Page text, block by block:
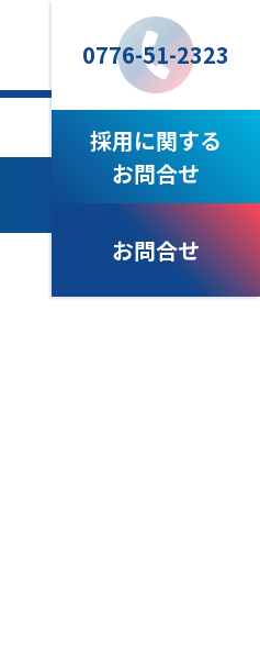
0776-51-2323
採用に関する
お問合せ
お問合せ